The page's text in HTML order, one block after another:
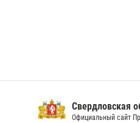
Свердловская
Официальный сайт